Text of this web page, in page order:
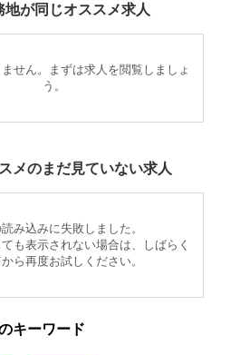
地が同じオススメ求人
せん。まずは求人を閲覧しましょ
う。
メのまだ見ていない求人
み込みに失敗しました。
も表示されない場合は、しばらく
ら再度お試しください。
キーワード